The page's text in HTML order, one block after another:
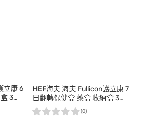
立康 6
3入
HEF海夫 海夫 Fullicon護立康 7
日翻轉保健盒 藥盒 收納盒 3入
(MB037)
(0)